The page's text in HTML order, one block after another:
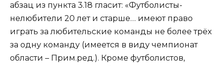
абзац из пункта 3.18 гласит: «Футболисты-
нелюбители 20 лет и старше… имеют право
играть за любительские команды не более трёх
за одну команду (имеется в виду чемпионат
области – Прим.ред.). Кроме футболистов,